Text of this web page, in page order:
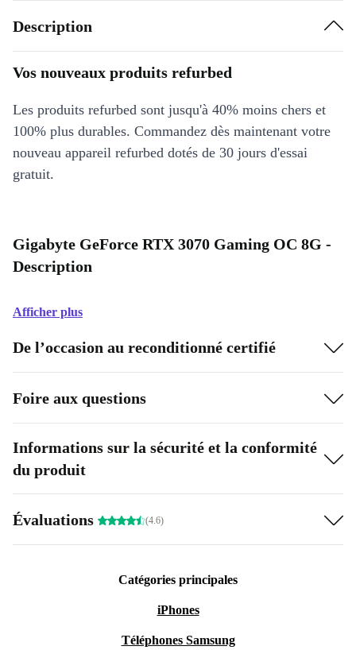
Description
Vos nouveaux produits refurbed
Les produits refurbed sont jusqu'à 40% moins chers et
100% plus durables. Commandez dès maintenant votre
nouveau appareil refurbed dotés de 30 jours d'essai
gratuit.
Gigabyte GeForce RTX 3070 Gaming OC 8G -
Description
Afficher plus
De l’occasion au reconditionné certifié
Foire aux questions
Informations sur la sécurité et la conformité
du produit
Évaluations (4.6)
Catégories principales
iPhones
Téléphones Samsung